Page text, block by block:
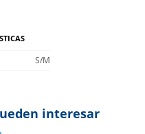
S/M
interesar